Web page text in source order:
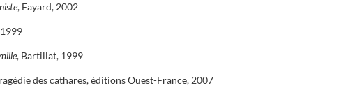
, Fayard, 2002
, Bartillat, 1999
des cathares, éditions Ouest-France, 2007